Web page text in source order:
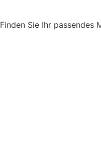
Finden Sie Ihr passendes